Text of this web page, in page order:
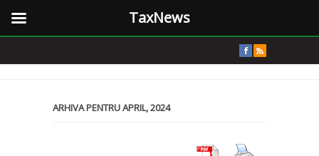
ARHIVA PENTRU APRIL, 2024
TaxNews